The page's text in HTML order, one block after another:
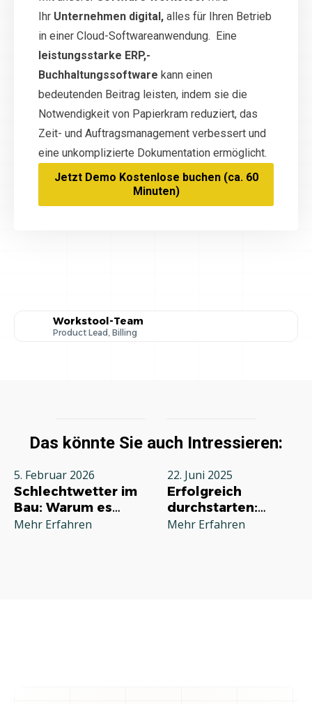
Ihr Unternehmen digital, alles für Ihren Betrieb
in einer Cloud-Softwareanwendung. Eine
leistungsstarke ERP,-
Buchhaltungssoftware kann einen
bedeutenden Beitrag leisten, indem sie die
Notwendigkeit von Papierkram reduziert, das
Zeit- und Auftragsmanagement verbessert und
eine unkomplizierte Dokumentation ermöglicht.
Jetzt Demo Kostenlose buchen (ca. 60
Minuten)
Workstool-Team
Product Lead, Billing
Das könnte Sie auch Intressieren:
5. Februar 2026
Schlechtwetter im
Bau: Warum es
jeden Betrieb
Mehr Erfahren
22. Juni 2025
Erfolgreich
durchstarten:
Deine
Mehr Erfahren